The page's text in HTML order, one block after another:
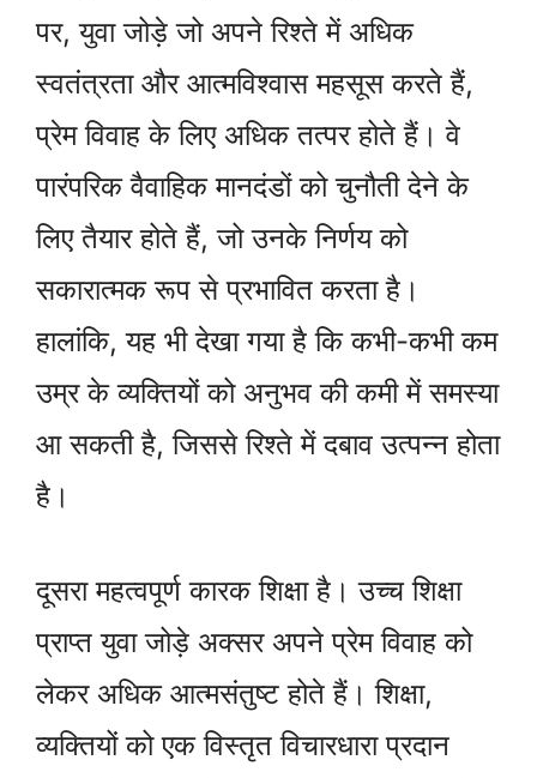
पर, युवा जोड़े जो अपने रिश्ते में अधिक
स्वतंत्रता और आत्मविश्वास महसूस करते हैं,
प्रेम विवाह के लिए अधिक तत्पर होते हैं। वे
पारंपरिक वैवाहिक मानदंडों को चुनौती देने के
लिए तैयार होते हैं, जो उनके निर्णय को
सकारात्मक रूप से प्रभावित करता है।
हालांकि, यह भी देखा गया है कि कभी-कभी कम
उम्र के व्यक्तियों को अनुभव की कमी में समस्या
आ सकती है, जिससे रिश्ते में दबाव उत्पन्न होता
है।
दूसरा महत्वपूर्ण कारक शिक्षा है। उच्च शिक्षा
प्राप्त युवा जोड़े अक्सर अपने प्रेम विवाह को
लेकर अधिक आत्मसंतुष्ट होते हैं। शिक्षा,
व्यक्तियों को एक विस्तृत विचारधारा प्रदान